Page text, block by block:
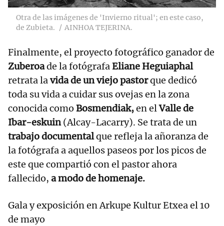
Otra de las imágenes de 'Invierno ritual'; en este caso,
de Zubieta.
AINHOA TEJERINA.
Finalmente, el proyecto fotográfico ganador de
Zuberoade la fotógrafaEliane Heguiaphal
retrata lavida de un viejo pastorque dedicó
toda su vida a cuidar sus ovejas en la zona
conocida como Bosmendiak,en elValle de
Ibar-eskuin(Alcay-Lacarry). Se trata de un
trabajo documentalque refleja la añoranza de
la fotógrafa a aquellos paseos por los picos de
este que compartió con el pastor ahora
fallecido, a modo de homenaje.
Gala y exposición en Arkupe Kultur Etxea el 10
de mayo